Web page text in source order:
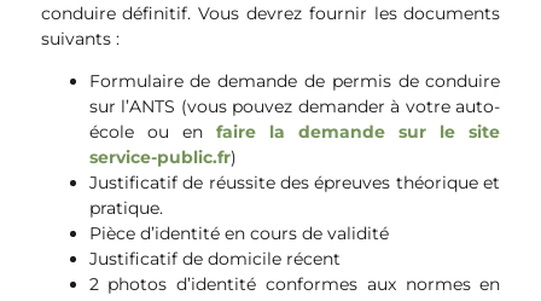
conduire définitif. Vous devrez fournir les documents
suivants :
Formulaire de demande de permis de conduire
sur l’ANTS (vous pouvez demander à votre auto-
école ou en faire la demande sur le site
service-public.fr)
Justificatif de réussite des épreuves théorique et
pratique.
Pièce d’identité en cours de validité
Justificatif de domicile récent
2 photos d’identité conformes aux normes en